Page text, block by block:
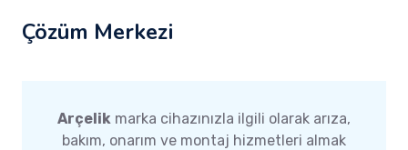
Çözüm Merkezi
Arçelik marka cihazınızla ilgili olarak arıza,
bakım, onarım ve montaj hizmetleri almak